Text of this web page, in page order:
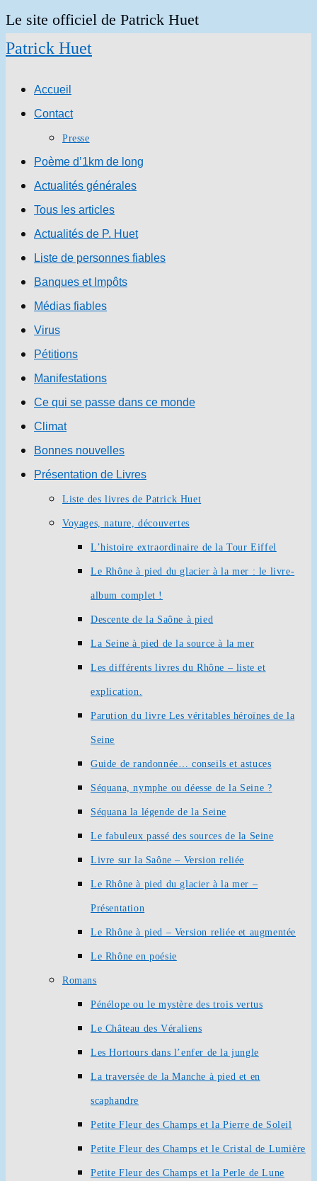
Skip
to
Le site officiel de Patrick Huet
Patrick Huet
Accueil
Contact
Presse
Poème d’1km de long
Actualités générales
Tous les articles
Actualités de P. Huet
Liste de personnes fiables
Banques et Impôts
Médias fiables
Virus
Pétitions
Manifestations
Ce qui se passe dans ce monde
Climat
Bonnes nouvelles
Présentation de Livres
Liste des livres de Patrick Huet
Voyages, nature, découvertes
L’histoire extraordinaire de la Tour Eiffel
Le Rhône à pied du glacier à la mer : le livre-
album complet !
Descente de la Saône à pied
La Seine à pied de la source à la mer
Les différents livres du Rhône – liste et
explication.
Parution du livre Les véritables héroïnes de la
Seine
Guide de randonnée… conseils et astuces
Séquana, nymphe ou déesse de la Seine ?
Séquana la légende de la Seine
Le fabuleux passé des sources de la Seine
Livre sur la Saône – Version reliée
Le Rhône à pied du glacier à la mer –
Présentation
Le Rhône à pied – Version reliée et augmentée
Le Rhône en poésie
Romans
Pénélope ou le mystère des trois vertus
Le Château des Véraliens
Les Hortours dans l’enfer de la jungle
La traversée de la Manche à pied et en
scaphandre
Petite Fleur des Champs et la Pierre de Soleil
Petite Fleur des Champs et le Cristal de Lumière
Petite Fleur des Champs et la Perle de Lune